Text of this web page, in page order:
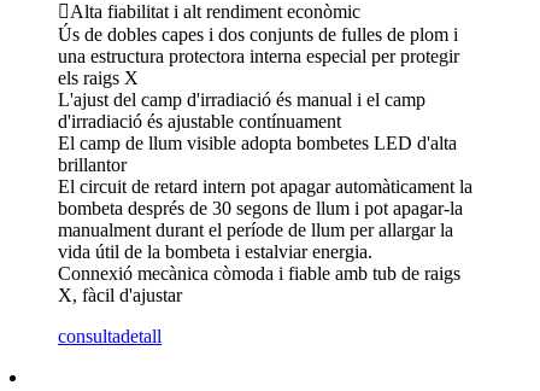
Alta fiabilitat i alt rendiment econòmic
Ús de dobles capes i dos conjunts de fulles de plom i
una estructura protectora interna especial per protegir
els raigs X
L'ajust del camp d'irradiació és manual i el camp
d'irradiació és ajustable contínuament
El camp de llum visible adopta bombetes LED d'alta
brillantor
El circuit de retard intern pot apagar automàticament la
bombeta després de 30 segons de llum i pot apagar-la
manualment durant el període de llum per allargar la
vida útil de la bombeta i estalviar energia.
Connexió mecànica còmoda i fiable amb tub de raigs
X, fàcil d'ajustar
consultadetall